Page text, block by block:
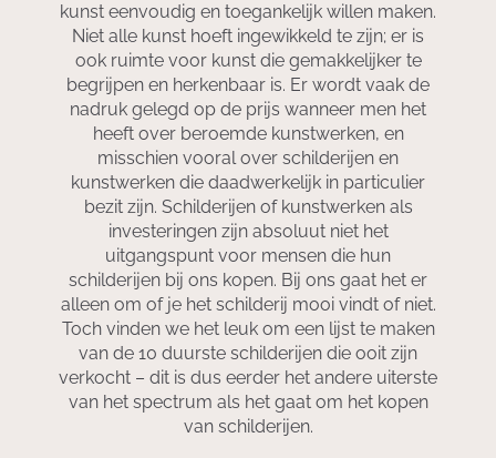
kunst eenvoudig en toegankelijk willen maken.
Niet alle kunst hoeft ingewikkeld te zijn; er is
ook ruimte voor kunst die gemakkelijker te
begrijpen en herkenbaar is. Er wordt vaak de
nadruk gelegd op de prijs wanneer men het
heeft over beroemde kunstwerken, en
misschien vooral over schilderijen en
kunstwerken die daadwerkelijk in particulier
bezit zijn. Schilderijen of kunstwerken als
investeringen zijn absoluut niet het
uitgangspunt voor mensen die hun
schilderijen bij ons kopen. Bij ons gaat het er
alleen om of je het schilderij mooi vindt of niet.
Toch vinden we het leuk om een lijst te maken
van de 10 duurste schilderijen die ooit zijn
verkocht – dit is dus eerder het andere uiterste
van het spectrum als het gaat om het kopen
van schilderijen.